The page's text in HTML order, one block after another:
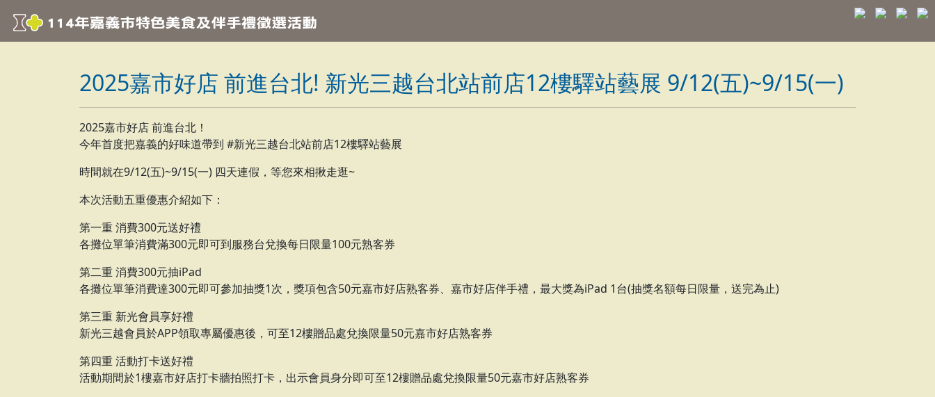
2025嘉市好店 前進台北! 新光三越台北站前店12樓驛站藝展 9/12(五)~9/15(一)
2025嘉市好店 前進台北！
今年首度把嘉義的好味道帶到 #新光三越台北站前店12樓驛站藝展
時間就在9/12(五)~9/15(一) 四天連假，等您來相揪走逛~
本次活動五重優惠介紹如下：
第一重 消費300元送好禮
各攤位單筆消費滿300元即可到服務台兌換每日限量100元熟客券
第二重 消費300元抽iPad
各攤位單筆消費達300元即可參加抽獎1次，獎項包含50元嘉市好店熟客券、嘉市好店伴手禮，最大獎為iPad 1台(抽獎名額每日限量，送完為止)
第三重 新光會員享好禮
新光三越會員於APP領取專屬優惠後，可至12樓贈品處兌換限量50元嘉市好店熟客券
第四重 活動打卡送好禮
活動期間於1樓嘉市好店打卡牆拍照打卡，出示會員身分即可至12樓贈品處兌換限量50元嘉市好店熟客券